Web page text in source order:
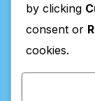
by clicking
consent or
cookies.